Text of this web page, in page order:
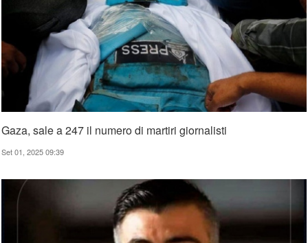
Gaza, sale a 247 il numero di martiri giornalisti
Set 01, 2025 09:39